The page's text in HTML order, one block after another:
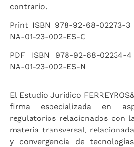
contrario.
Print ISBN 978-92-68-02273-3
NA-01-23-002-ES-C
PDF ISBN 978-92-68-02234-4
NA-01-23-002-ES-N
El Estudio Jurídico
firma especializada en
regulatorios relacionados con
materia transversal,
y convergencia de